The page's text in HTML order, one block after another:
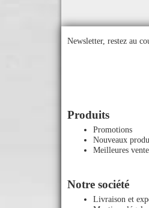
Newsletter, restez au
Produits
Promotions
Nouveaux
Meilleures
Notre société
Livraison et